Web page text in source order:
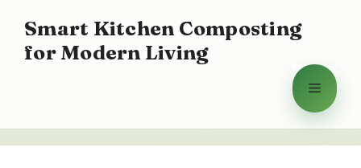
paraSmart Kitchen Composting
for Modern Living
Menu